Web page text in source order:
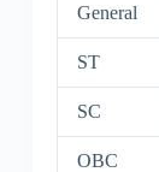
General
ST
SC
OBC